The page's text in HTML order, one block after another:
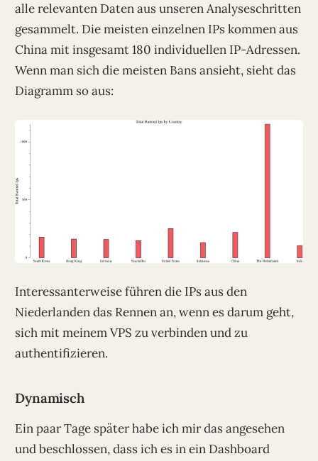
alle relevanten Daten aus unseren Analyseschritten
gesammelt. Die meisten einzelnen IPs kommen aus
China mit insgesamt 180 individuellen IP-Adressen.
Wenn man sich die meisten Bans ansieht, sieht das
Diagramm so aus:
Interessanterweise führen die IPs aus den
Niederlanden das Rennen an, wenn es darum geht,
sich mit meinem VPS zu verbinden und zu
authentifizieren.
Dynamisch
Ein paar Tage später habe ich mir das angesehen
und beschlossen, dass ich es in ein Dashboard